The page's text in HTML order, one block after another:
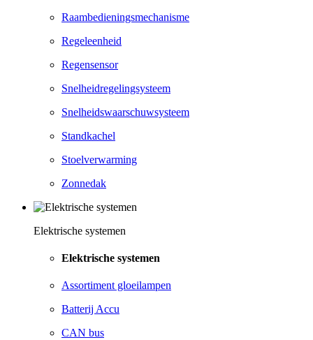
Raambedieningsmechanisme
Regeleenheid
Regensensor
Snelheidregelingsysteem
Snelheidswaarschuwsysteem
Standkachel
Stoelverwarming
Zonnedak
Elektrische systemen
Elektrische systemen
Assortiment gloeilampen
Batterij Accu
CAN bus